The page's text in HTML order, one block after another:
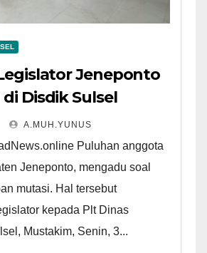
Jeneponto
Disdik Sulsel
A.MUH.YUNUS
Puluhan anggota
Jeneponto, mengadu soal
mutasi. Hal tersebut
kepada Plt Dinas
Mustakim, Senin, 3...